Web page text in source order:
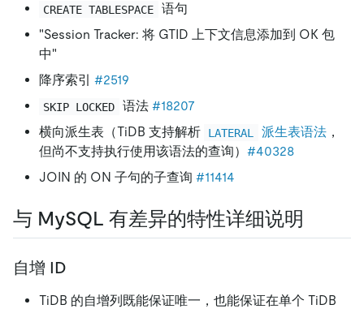
CREATE TABLESPACE
语句
"Session Tracker: 将 GTID 上下文信息添加到 OK 包
中"
降序索引 #2519
SKIP LOCKED 语法 #18207
横向派生表（TiDB 支持解析
LATERAL 派生表语法，
但尚不支持执行使用该语法的查询） #40328
JOIN 的 ON 子句的子查询 #11414
与 MySQL 有差异的特性详细说明
自增 ID
TiDB 的自增列既能保证唯一，也能保证在单个 TiDB